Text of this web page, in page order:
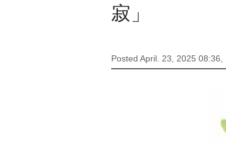
寂」
Posted April. 23, 2025 08:36,